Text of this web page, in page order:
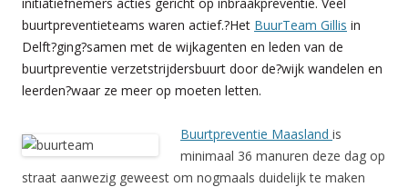
buurtpreventieteams waren actief.?Het BuurTeam Gillis in
Delft?ging?samen met de wijkagenten en leden van de
buurtpreventie verzetstrijdersbuurt door de?wijk wandelen en
leerden?waar ze meer op moeten letten.
Buurtpreventie Maasland is
minimaal 36 manuren deze dag op
straat aanwezig geweest om nogmaals duidelijk te maken